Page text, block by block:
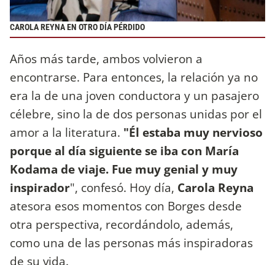
CAROLA REYNA EN OTRO DÍA PÉRDIDO
Años más tarde, ambos volvieron a
encontrarse. Para entonces, la relación ya no
era la de una joven conductora y un pasajero
célebre, sino la de dos personas unidas por el
amor a la literatura. "Él estaba muy nervioso
porque al día siguiente se iba con María
Kodama de viaje. Fue muy genial y muy
inspirador", confesó. Hoy día, Carola Reyna
atesora esos momentos con Borges desde
otra perspectiva, recordándolo, además,
como una de las personas más inspiradoras
de su vida.